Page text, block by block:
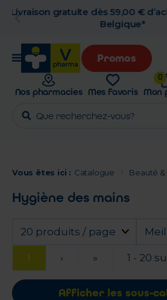
Livraison gratuite dès 59,00 €
Belgique*
Promos
Nos pharmacies Mes favoris
0
Mon
Vous êtes ici : Catalogue Beauté &
Hygiène des mains
20 produits / page
1 › » 1 - 20
Afficher les sous-